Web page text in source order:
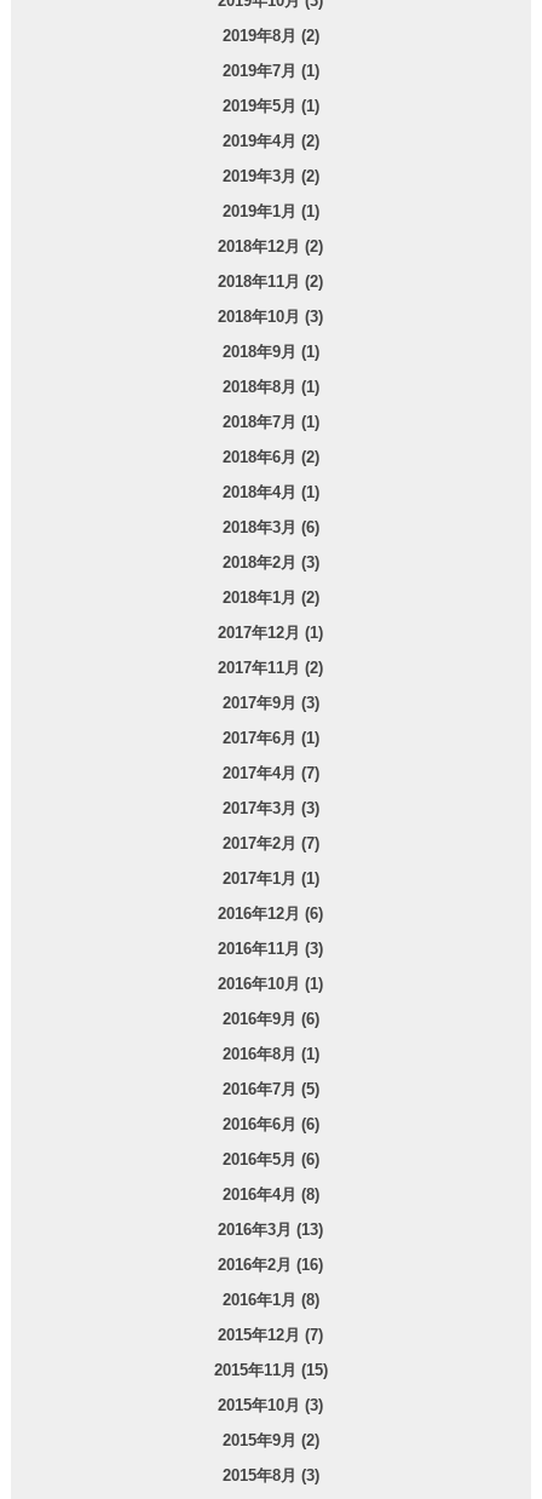
2019年8月 (2)
2019年7月 (1)
2019年5月 (1)
2019年4月 (2)
2019年3月 (2)
2019年1月 (1)
2018年12月 (2)
2018年11月 (2)
2018年10月 (3)
2018年9月 (1)
2018年8月 (1)
2018年7月 (1)
2018年6月 (2)
2018年4月 (1)
2018年3月 (6)
2018年2月 (3)
2018年1月 (2)
2017年12月 (1)
2017年11月 (2)
2017年9月 (3)
2017年6月 (1)
2017年4月 (7)
2017年3月 (3)
2017年2月 (7)
2017年1月 (1)
2016年12月 (6)
2016年11月 (3)
2016年10月 (1)
2016年9月 (6)
2016年8月 (1)
2016年7月 (5)
2016年6月 (6)
2016年5月 (6)
2016年4月 (8)
2016年3月 (13)
2016年2月 (16)
2016年1月 (8)
2015年12月 (7)
2015年11月 (15)
2015年10月 (3)
2015年9月 (2)
2015年8月 (3)